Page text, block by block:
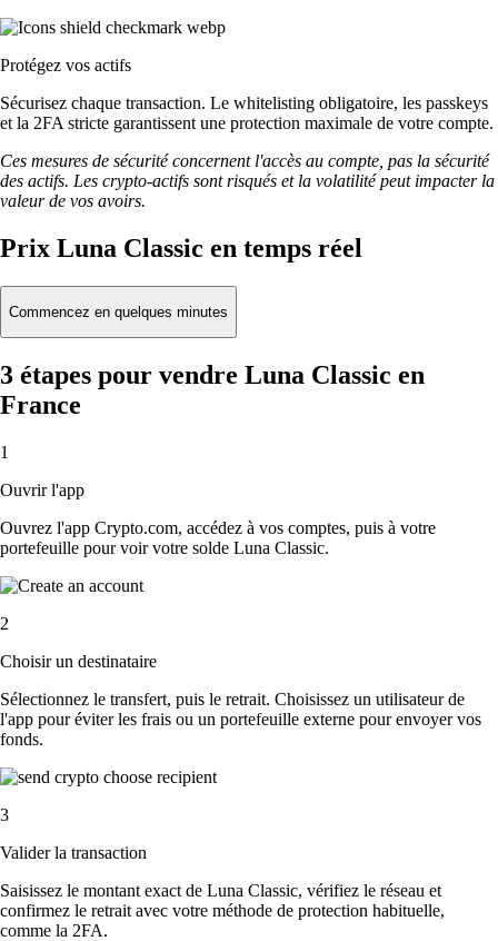
Protégez vos actifs
Sécurisez chaque transaction. Le whitelisting obligatoire, les passkeys
et la 2FA stricte garantissent une protection maximale de votre compte.
Ces mesures de sécurité concernent l'accès au compte, pas la sécurité
des actifs. Les crypto-actifs sont risqués et la volatilité peut impacter la
valeur de vos avoirs.
Prix Luna Classic en temps réel
Commencez en quelques minutes
3 étapes pour vendre Luna Classic en
France
1
Ouvrir l'app
Ouvrez l'app Crypto.com, accédez à vos comptes, puis à votre
portefeuille pour voir votre solde Luna Classic.
2
Choisir un destinataire
Sélectionnez le transfert, puis le retrait. Choisissez un utilisateur de
l'app pour éviter les frais ou un portefeuille externe pour envoyer vos
fonds.
3
Valider la transaction
Saisissez le montant exact de Luna Classic, vérifiez le réseau et
confirmez le retrait avec votre méthode de protection habituelle,
comme la 2FA.